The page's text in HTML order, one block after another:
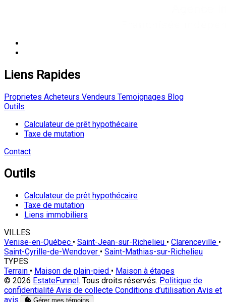
Liens Rapides
Proprietes Acheteurs Vendeurs Temoignages Blog
Outils
Calculateur de prêt hypothécaire
Taxe de mutation
Contact
Outils
Calculateur de prêt hypothécaire
Taxe de mutation
Liens immobiliers
VILLES
Venise-en-Québec • Saint-Jean-sur-Richelieu • Clarenceville •
Saint-Cyrille-de-Wendover • Saint-Mathias-sur-Richelieu
TYPES
Terrain • Maison de plain-pied • Maison à étages
© 2026 EstateFunnel. Tous droits réservés. Politique de
confidentialité Avis de collecte Conditions d’utilisation Avis et
avis
Gérer mes témoins